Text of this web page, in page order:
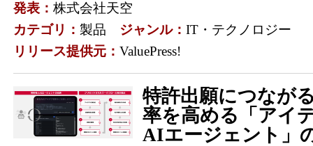
発表： 株式会社天空
カテゴリ： 製品 ジャンル： IT・テクノロジー
リリース提供元： ValuePress!
特許出願につなが
率を高める「アイ
AIエージェント」